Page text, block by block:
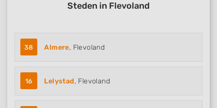
Steden in Flevoland
38 Almere, Flevoland
16 Lelystad, Flevoland